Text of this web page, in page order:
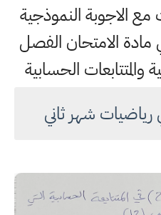
الاجوبة النموذجية
الامتحان الفصل
والمتتابعات الحسابية
رياضيات شهر ثاني